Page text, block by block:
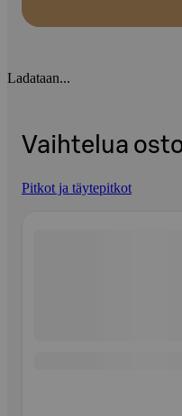
Ladataan...
Vaihtelua
Pitkot ja täytepitkot